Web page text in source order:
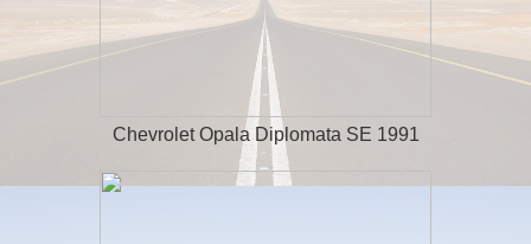
Chevrolet Opala Diplomata SE 1991